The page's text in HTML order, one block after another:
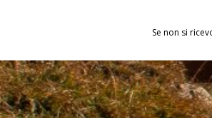
Se non si